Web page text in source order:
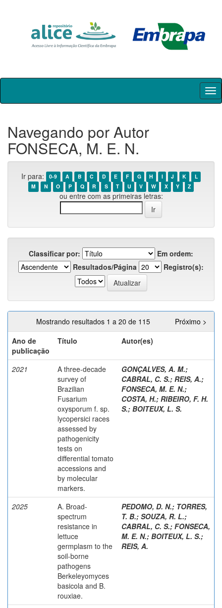
Skip
Navegando por Autor
FONSECA, M. E. N.
Ir para: 0-9 A B C D E F G H I J K
L
M
N O P Q R S T U V W X Y Z
ou entre com as primeiras letras:
Classificar por:
Em ordem:
Resultados/Página
Registro(s):
Mostrando resultados 1 a 20 de 115
Próximo >
Ano de
publicação
Título Autor(es)
2021
A three-decade
survey of
Brazilian
Fusarium
oxysporum f. sp.
lycopersici races
assessed by
pathogenicity
tests on
differential tomato
accessions and
by molecular
markers.
GONÇALVES, A. M.;
CABRAL, C. S.; REIS, A.;
FONSECA, M. E. N.;
COSTA, H.; RIBEIRO, F. H.
S.; BOITEUX, L. S.
2025
A. Broad-
spectrum
resistance in
lettuce
germplasm to the
soil-borne
pathogens
Berkeleyomyces
basicola and B.
rouxiae.
PEDOMO, D. N.; TORRES,
T. B.; SOUZA, R. L.;
CABRAL, C. S.; FONSECA,
M. E. N.; BOITEUX, L. S.;
REIS, A.